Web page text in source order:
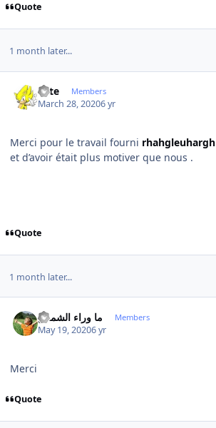
Quote
1 month later...
ivite Members
March 28, 20206 yr
Merci pour le travail fourni rhahgleuhargh
et d’avoir était plus motiver que nous .
Quote
1 month later...
ما وراء الشمس Members
May 19, 20206 yr
Merci
Quote